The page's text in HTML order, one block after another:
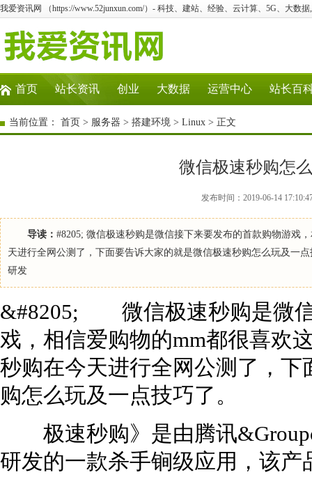
我爱资讯网 （https://www.52junxun.com/）- 科技、建站、经验、云计算、5G、大数
首页 站长资讯 创业 大数据 运营中心 站长百
当前位置： 首页 > 服务器 > 搭建环境 > Linux > 正文
微信极速秒购怎
发布时间：2019-06-14
导读： #8205; 微信极速秒购是微信接下来要发布的首款购物游戏
天进行全网公测了，下面要告诉大家的就是微信极速秒购怎么玩及一
研发
&#8205; 微信极速秒购是微信
戏，相信爱购物的mm都很喜欢
秒购在今天进行全网公测了，
购怎么玩及一点技巧了。
极速秒购》是由腾讯
研发的一款杀手锏级应用，该